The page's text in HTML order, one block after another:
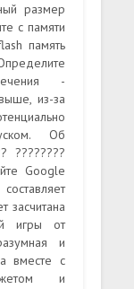
размер
с памяти
память
-
из-за
Об
????????
Google
засчитана
игры от
и
вместе с
и